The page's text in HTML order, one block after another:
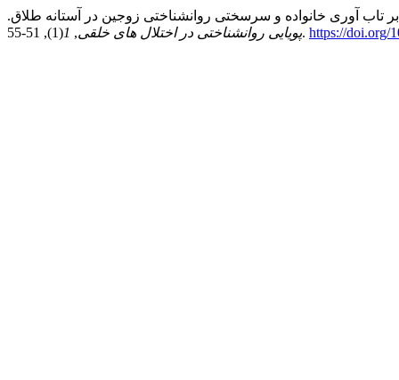
پویایی روانشناختی در اختلال های خلقی,
1 (1), 51-55. https://doi.org/